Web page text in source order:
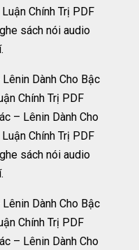
Chính Trị PDF
sách nói audio
– Lênin Dành Cho
Chính Trị PDF
sách nói audio
– Lênin Dành Cho